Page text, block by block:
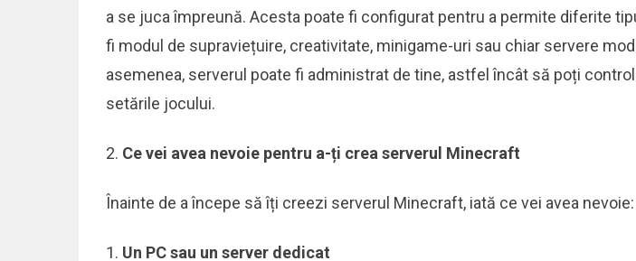
a se juca împreună. Acesta poate fi configurat pentru a permite diferite
fi modul de supraviețuire, creativitate, minigame-uri sau chiar servere
asemenea, serverul poate fi administrat de tine, astfel încât să poți
setările jocului.
Ce vei avea nevoie pentru a-ți crea serverul Minecraft
Înainte de a începe să îți creezi serverul Minecraft, iată ce vei avea nevoie:
Un PC sau un server dedicat